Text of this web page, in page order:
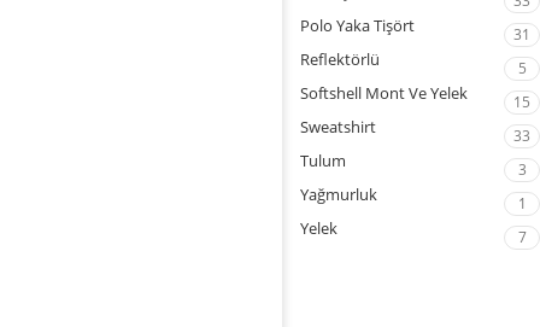
Polo Yaka Tişört 31
Reflektörlü 5
Softshell Mont Ve Yelek 15
Sweatshirt 33
Tulum 3
Yağmurluk 1
Yelek 7